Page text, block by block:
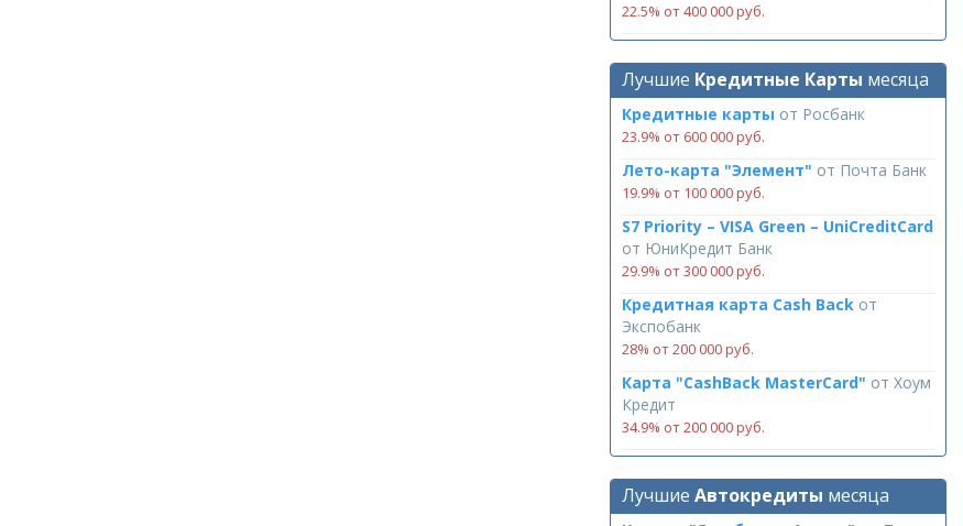
22.5% от 400 000 руб.
Лучшие Кредитные Карты месяца
Кредитные карты от Росбанк
23.9% от 600 000 руб.
Лето-карта "Элемент" от Почта Банк
19.9% от 100 000 руб.
S7 Priority – VISA Green – UniCreditCard
от ЮниКредит Банк
29.9% от 300 000 руб.
Кредитная карта Cash Back от
Экспобанк
28% от 200 000 руб.
Карта "CashBack MasterCard" от Хоум
Кредит
34.9% от 200 000 руб.
Лучшие Автокредиты месяца